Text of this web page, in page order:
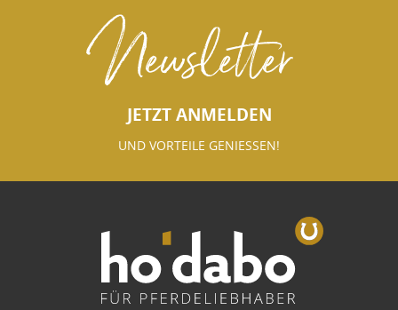
Newsletter
JETZT ANMELDEN
UND VORTEILE GENIESSEN!